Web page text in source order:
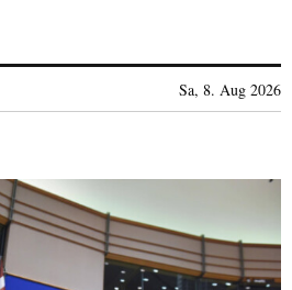
Sa, 8. Aug 2026